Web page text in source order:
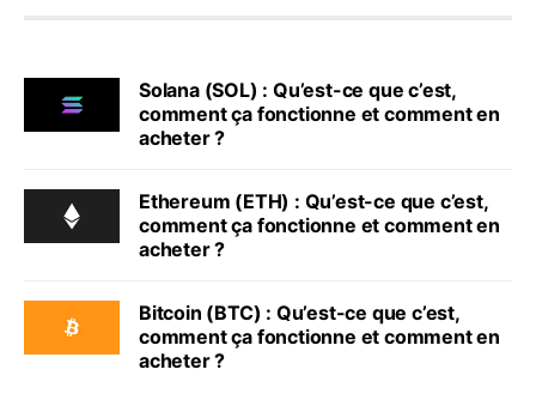
Solana (SOL) : Qu’est-ce que c’est,
comment ça fonctionne et comment en
acheter ?
Ethereum (ETH) : Qu’est-ce que c’est,
comment ça fonctionne et comment en
acheter ?
Bitcoin (BTC) : Qu’est-ce que c’est,
comment ça fonctionne et comment en
acheter ?